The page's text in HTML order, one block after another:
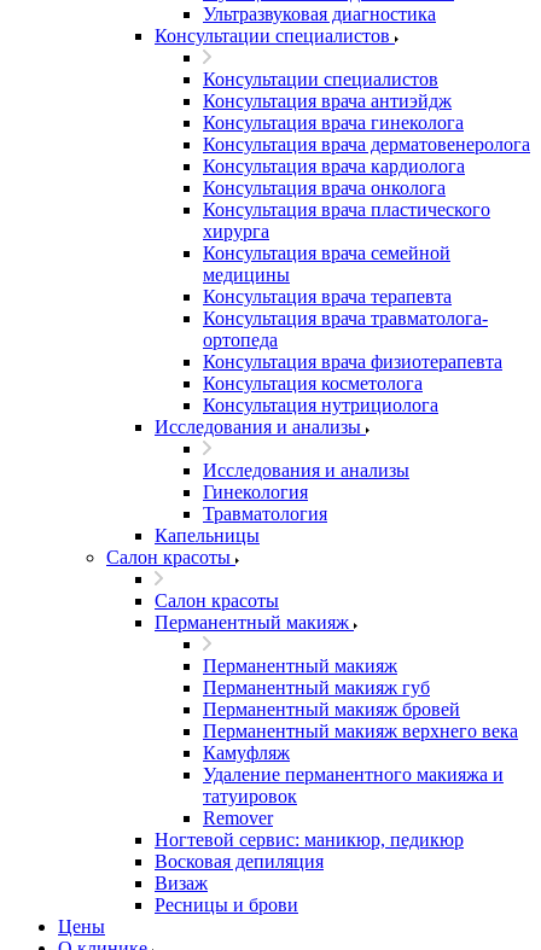
Ультразвуковая диагностика
Консультации специалистов
Консультации специалистов
Консультация врача антиэйдж
Консультация врача гинеколога
Консультация врача дерматовенеролога
Консультация врача кардиолога
Консультация врача онколога
Консультация врача пластического
хирурга
Консультация врача семейной
медицины
Консультация врача терапевта
Консультация врача травматолога-
ортопеда
Консультация врача физиотерапевта
Консультация косметолога
Консультация нутрициолога
Исследования и анализы
Исследования и анализы
Гинекология
Травматология
Капельницы
Салон красоты
Салон красоты
Перманентный макияж
Перманентный макияж
Перманентный макияж губ
Перманентный макияж бровей
Перманентный макияж верхнего века
Камуфляж
Удаление перманентного макияжа и
татуировок
Remover
Ногтевой сервис: маникюр, педикюр
Восковая депиляция
Визаж
Ресницы и брови
Цены